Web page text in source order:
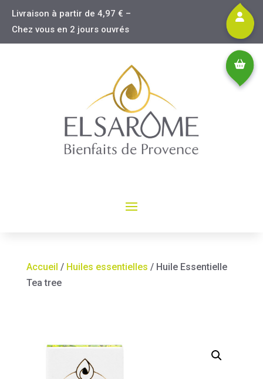
Livraison à partir de 4,97 € –
Chez vous en 2 jours ouvrés
Accueil / Huiles essentielles / Huile Essentielle
Tea tree